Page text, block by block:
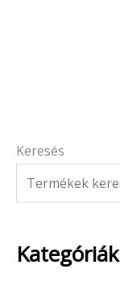
Keresés
Kategóriák